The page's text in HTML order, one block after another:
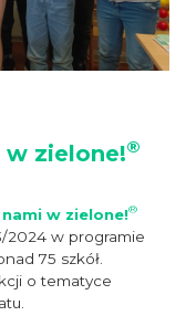
w zielone!®
nami w zielone!®
2024 w programie
75 szkół.
o tematyce